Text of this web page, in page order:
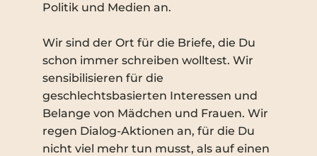
Politik und Medien an.
Wir sind der Ort für die Briefe, die Du
schon immer schreiben wolltest. Wir
sensibilisieren für die
geschlechtsbasierten Interessen und
Belange von Mädchen und Frauen. Wir
regen Dialog-Aktionen an, für die Du
nicht viel mehr tun musst, als auf einen